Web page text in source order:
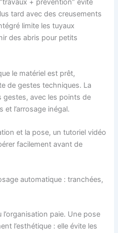
+ prévention” évite
tard avec des creusements
limite les tuyaux
des abris pour petits
le matériel est prêt,
de gestes techniques. La
gestes, avec les points de
l’arrosage inégal.
et la pose, un tutoriel vidéo
facilement avant de
automatique : tranchées,
l’organisation paie. Une pose
l’esthétique : elle évite les